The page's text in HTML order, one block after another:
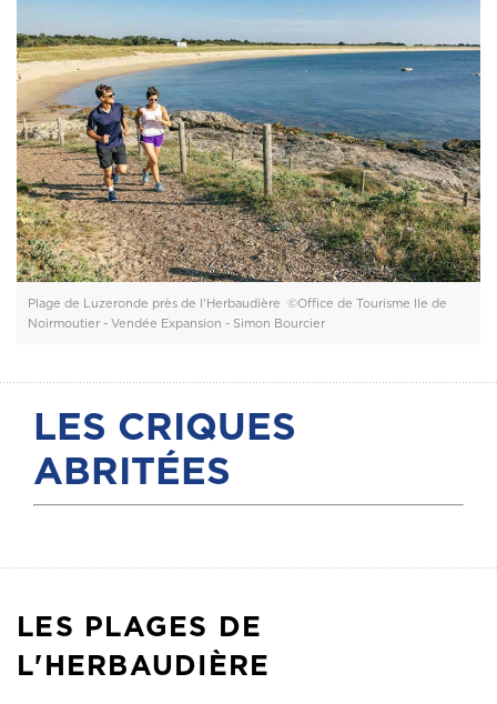
Plage de Luzeronde près de l'Herbaudière ©Office de Tourisme Ile de
Noirmoutier - Vendée Expansion - Simon Bourcier
LES CRIQUES
ABRITÉES
LES PLAGES DE
L'HERBAUDIÈRE